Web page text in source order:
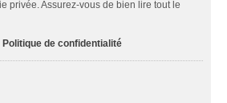
privée. Assurez-vous de bien lire tout le
Politique de confidentialité